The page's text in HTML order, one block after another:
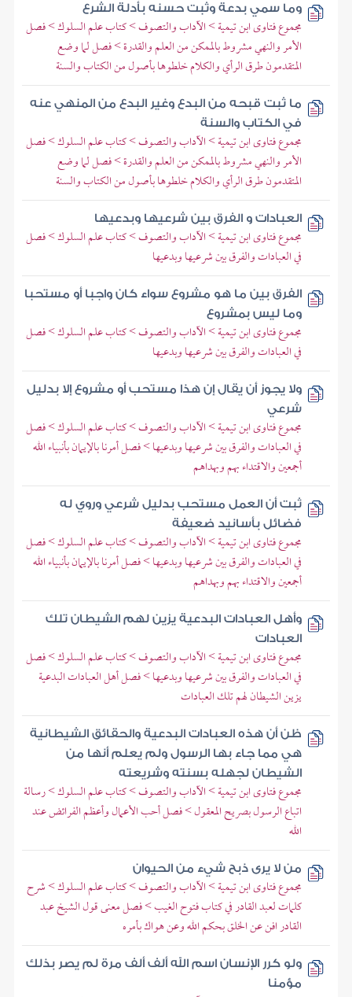
وما سمي بدعة وثبت حسنه بأدلة الشرع
مجموع فتاوى ابن تيمية > الآداب والتصوف > كتاب علم السلوك > فصل
الأمر والنهي مشروط بالممكن من العلم والقدرة > فصل لما وضع
المتقدمون طرق الرأي والكلام خلطوها بأصول من الكتاب والسنة
ما ثبت قبحه من البدع وغير البدع من المنهي عنه
في الكتاب والسنة
مجموع فتاوى ابن تيمية > الآداب والتصوف > كتاب علم السلوك > فصل
الأمر والنهي مشروط بالممكن من العلم والقدرة > فصل لما وضع
المتقدمون طرق الرأي والكلام خلطوها بأصول من الكتاب والسنة
العبادات و الفرق بين شرعيها وبدعيها
مجموع فتاوى ابن تيمية > الآداب والتصوف > كتاب علم السلوك > فصل
في العبادات والفرق بين شرعيها وبدعيها
الفرق بين ما هو مشروع سواء كان واجبا أو مستحبا
وما ليس بمشروع
مجموع فتاوى ابن تيمية > الآداب والتصوف > كتاب علم السلوك > فصل
في العبادات والفرق بين شرعيها وبدعيها
ولا يجوز أن يقال إن هذا مستحب أو مشروع إلا بدليل
شرعي
مجموع فتاوى ابن تيمية > الآداب والتصوف > كتاب علم السلوك > فصل
في العبادات والفرق بين شرعيها وبدعيها > فصل أمرنا بالإيمان بأنبياء الله
أجمعين والاقتداء بهم وبهداهم
ثبت أن العمل مستحب بدليل شرعي وروي له
فضائل بأسانيد ضعيفة
مجموع فتاوى ابن تيمية > الآداب والتصوف > كتاب علم السلوك > فصل
في العبادات والفرق بين شرعيها وبدعيها > فصل أمرنا بالإيمان بأنبياء الله
أجمعين والاقتداء بهم وبهداهم
وأهل العبادات البدعية يزين لهم الشيطان تلك
العبادات
مجموع فتاوى ابن تيمية > الآداب والتصوف > كتاب علم السلوك > فصل
في العبادات والفرق بين شرعيها وبدعيها > فصل أهل العبادات البدعية
يزين الشيطان لهم تلك العبادات
ظن أن هذه العبادات البدعية والحقائق الشيطانية
هي مما جاء بها الرسول ولم يعلم أنها من
الشيطان لجهله بسنته وشريعته
مجموع فتاوى ابن تيمية > الآداب والتصوف > كتاب علم السلوك > رسالة
اتباع الرسول بصريح المعقول > فصل أحب الأعمال وأعظم الفرائض عند
الله
من لا يرى ذبح شيء من الحيوان
مجموع فتاوى ابن تيمية > الآداب والتصوف > كتاب علم السلوك > شرح
كلمات لعبد القادر في كتاب فتوح الغيب > فصل معنى قول الشيخ عبد
القادر افن عن الخلق بحكم الله وعن هواك بأمره
ولو كرر الإنسان اسم الله ألف ألف مرة لم يصر بذلك
مؤمنا